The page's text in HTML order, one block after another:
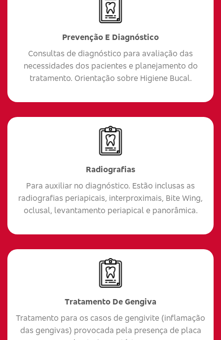
Prevenção E Diagnóstico
Consultas de diagnóstico para avaliação das
necessidades dos pacientes e planejamento do
tratamento. Orientação sobre Higiene Bucal.
Radiografias
Para auxiliar no diagnóstico. Estão inclusas as
radiografias periapicais, interproximais, Bite Wing,
oclusal, levantamento periapical e panorâmica.
Tratamento De Gengiva
Tratamento para os casos de gengivite (inflamação
das gengivas) provocada pela presença de placa